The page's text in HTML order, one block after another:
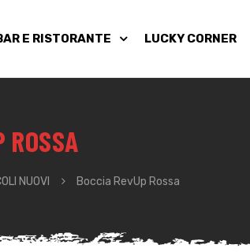
E RISTORANTE LUCKY CORNER
ROSSA
NUOVI Boccia RevUp Rossa